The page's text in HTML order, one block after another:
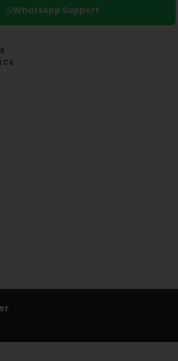
WhatsApp Support